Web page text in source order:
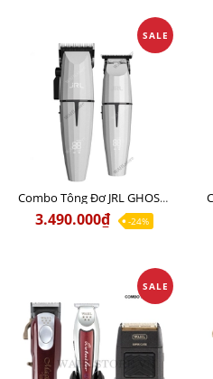
SALE
Combo Tông Đơ JRL GHOST 1 Limited Edition Chính Hãng USA
3.490.000₫ -24%
SALE